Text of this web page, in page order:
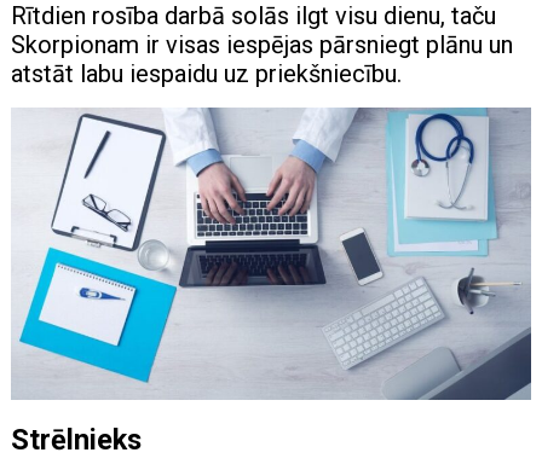
Rītdien rosība darbā solās ilgt visu dienu, taču
Skorpionam ir visas iespējas pārsniegt plānu un
atstāt labu iespaidu uz priekšniecību.
Strēlnieks